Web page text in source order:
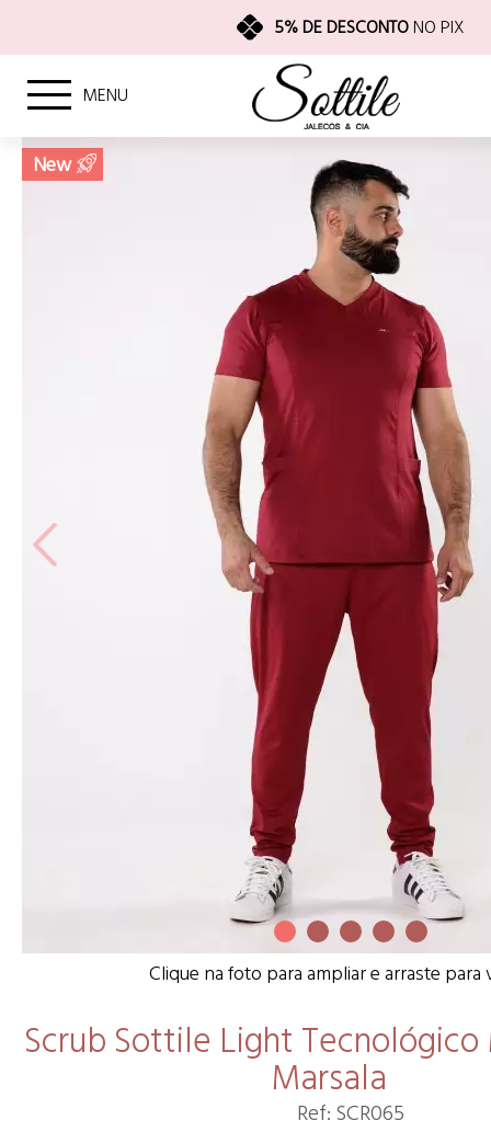
5% DE DESCONTONO PIX
MENU
New
Clique na foto para ampliar e arraste para
Scrub Sottile Light
Marsala
Ref: SCR065